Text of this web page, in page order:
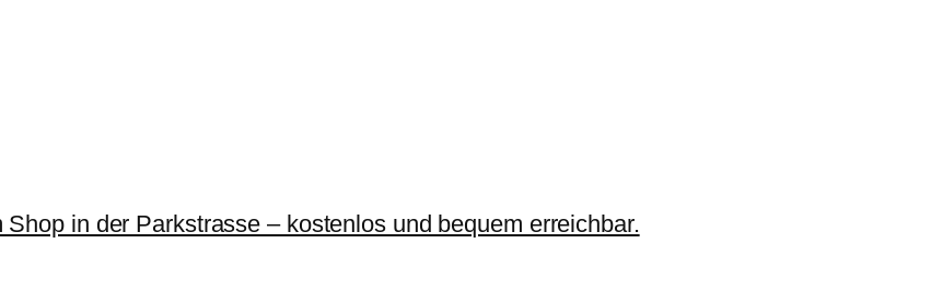
Shop in der Parkstrasse – kostenlos und bequem erreichbar.